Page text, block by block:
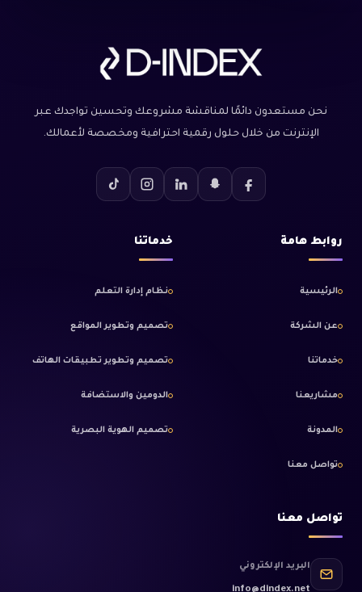
نحن مستعدون دائمًا لمناقشة مشروعك وتحسين تواجدك عبر
الإنترنت من خلال حلول رقمية احترافية ومخصصة لأعمالك.
روابط هامة
الرئيسية
عن الشركة
خدماتنا
مشاريعنا
المدونة
تواصل معنا
خدماتنا
نظام إدارة التعلم
تصميم وتطوير المواقع
تصميم وتطوير تطبيقات الهاتف
الدومين والاستضافة
تصميم الهوية البصرية
تواصل معنا
البريد الإلكتروني